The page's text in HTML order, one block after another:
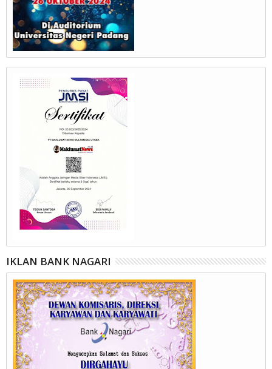
IKLAN BANK NAGARI